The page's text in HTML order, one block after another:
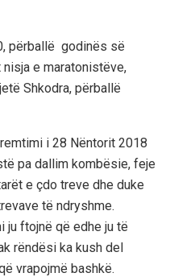
përballë godinës së
e maratonistëve,
Shkodra, përballë
i 28 Nëntorit 2018
pa dallim kombësie, feje
e çdo treve dhe duke
të ndryshme.
ju ftojnë që edhe ju të
rëndësi ka kush del
vrapojmë bashkë.